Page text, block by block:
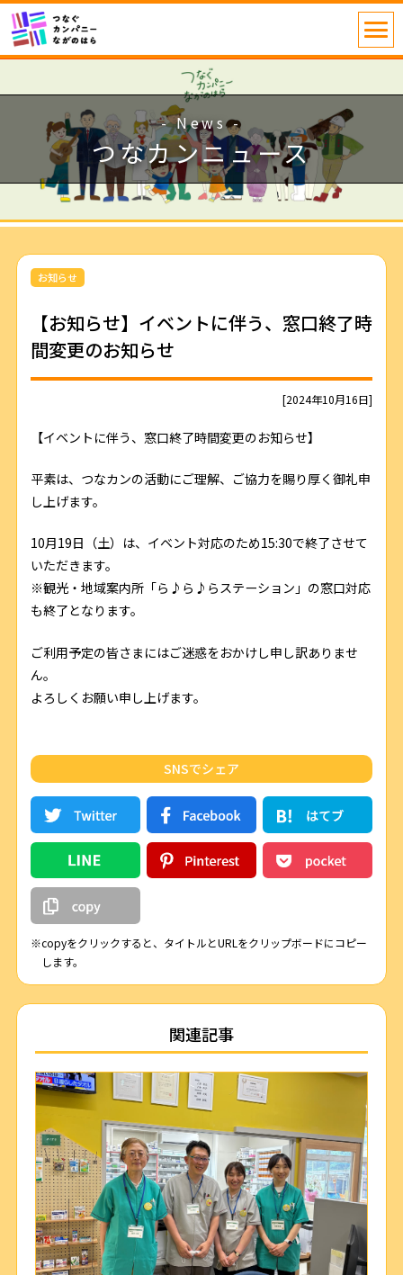
- News -
つなカンニュース
お知らせ
【お知らせ】イベントに伴う、窓口終了時
間変更のお知らせ
[2024年10月16日]
【イベントに伴う、窓口終了時間変更のお知らせ】
平素は、つなカンの活動にご理解、ご協力を賜り厚く御礼申
し上げます。
10月19日（土）は、イベント対応のため15:30で終了させて
いただきます。
※観光・地域案内所「ら♪ら♪らステーション」の窓口対応
も終了となります。
ご利用予定の皆さまにはご迷惑をおかけし申し訳ありませ
ん。
よろしくお願い申し上げます。
SNSでシェア
※copyをクリックすると、タイトルとURLをクリップボードにコピー
します。
関連記事